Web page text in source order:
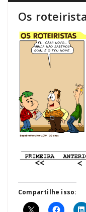
Os
Compartilhe isso: